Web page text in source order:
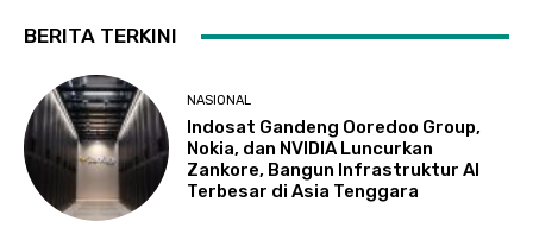
BERITA TERKINI
NASIONAL
Indosat Gandeng Ooredoo Group,
Nokia, dan NVIDIA Luncurkan
Zankore, Bangun Infrastruktur AI
Terbesar di Asia Tenggara